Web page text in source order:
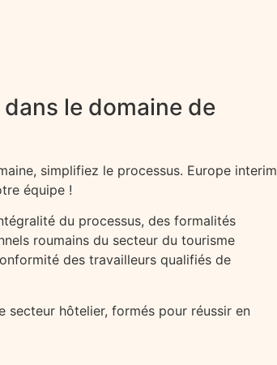
le domaine de
simplifiez le processus. Europe interim
équipe !
du processus, des formalités
roumains du secteur du tourisme
des travailleurs qualifiés de
secteur hôtelier, formés pour réussir en